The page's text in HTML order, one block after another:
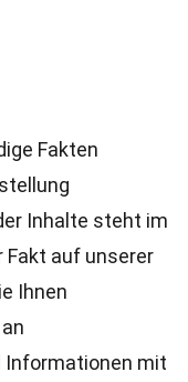
Fakten
Inhalte steht im
auf unserer
Ihnen
Informationen mit